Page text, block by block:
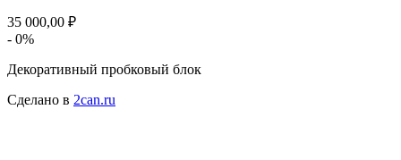
35 000,00 ₽
- 0%
Декоративный пробковый блок
Сделано в 2can.ru